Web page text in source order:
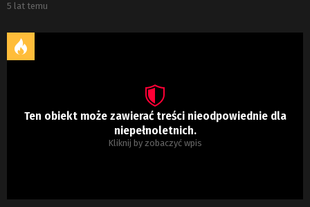
5 lat temu
Ten obiekt może zawierać treści nieodpowiednie dla
niepełnoletnich.
Kliknij by zobaczyć wpis